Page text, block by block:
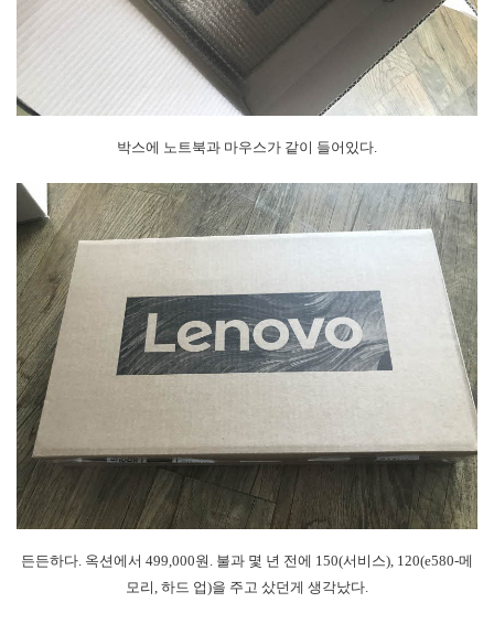
박스에 노트북과 마우스가 같이 들어있다.
든든하다. 옥션에서 499,000원. 불과 몇 년 전에 150(서비스), 120(e580-메
모리, 하드 업)을 주고 샀던게 생각났다.